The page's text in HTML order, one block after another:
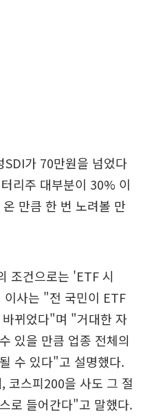
가 70만원을 넘었다
리주 대부분이 30% 이
만큼 한 번 노려볼 만
조건으로는 'ETF 시
사는 "전 국민이 ETF
뀌었다"며 "거대한 자
있을 만큼 업종 전체의
수 있다"고 설명했다.
코스피200을 사도 그 절
로 들어간다"고 말했다.